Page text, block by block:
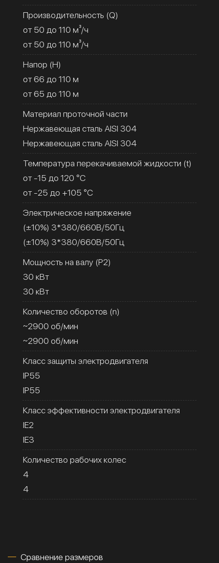
Производительность (Q)
от 50 до 110 м³/ч
от 50 до 110 м³/ч
Напор (H)
от 66 до 110 м
от 65 до 110 м
Материал проточной части
Нержавеющая сталь AISI 304
Нержавеющая сталь AISI 304
Температура перекачиваемой жидкости (t)
от -15 до 120 °C
от -25 до +105 °C
Электрическое напряжение
(±10%) 3*380/660В/50Гц
(±10%) 3*380/660В/50Гц
Мощность на валу (Р2)
30 кВт
30 кВт
Количество оборотов (n)
~2900 об/мин
~2900 об/мин
Класс защиты электродвигателя
IP55
IP55
Класс эффективности электродвигателя
IE2
IE3
Количество рабочих колес
4
4
Сравнение размеров